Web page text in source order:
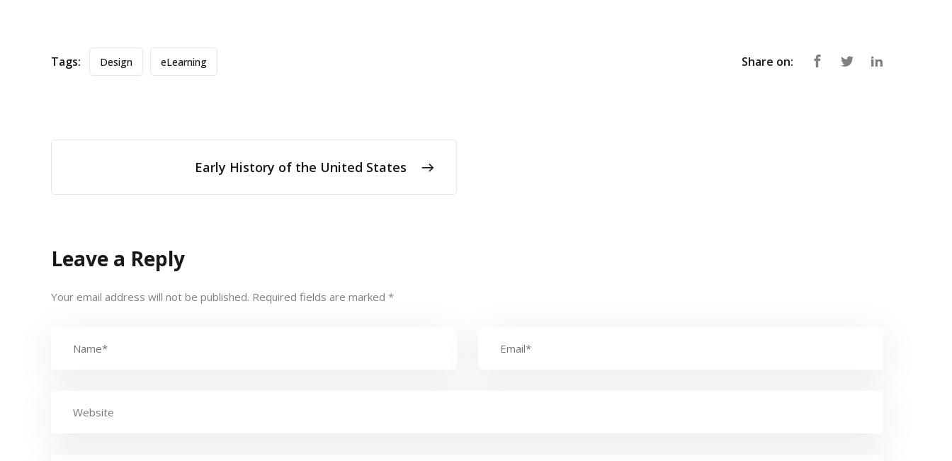
Tags: Design eLearning Share on:
Early History of the United States
Leave a Reply
Your email address will not be published. Required fields are marked *